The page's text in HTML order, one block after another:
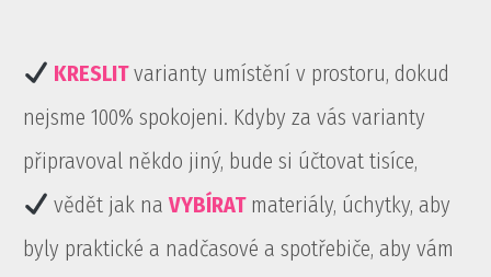
KRESLITvarianty umístění v prostoru, dokud
nejsme 100% spokojeni. Kdyby za vás varianty
připravoval někdo jiný, bude si účtovat tisíce,
vědět jak naVYBÍRATmateriály, úchytky, aby
byly praktické a nadčasové a spotřebiče, aby vám